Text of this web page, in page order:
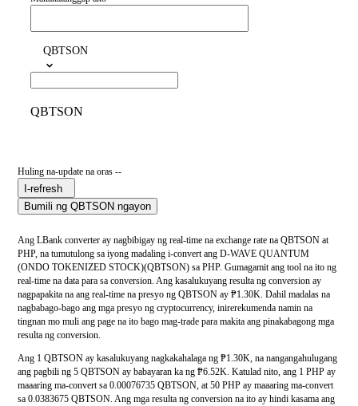
QBTSON
QBTSON
Huling na-update na oras --
I-refresh
Bumili ng QBTSON ngayon
Ang LBank converter ay nagbibigay ng real-time na exchange rate na QBTSON at
PHP, na tumutulong sa iyong madaling i-convert ang D-WAVE QUANTUM
(ONDO TOKENIZED STOCK)(QBTSON) sa PHP. Gumagamit ang tool na ito ng
real-time na data para sa conversion. Ang kasalukuyang resulta ng conversion ay
nagpapakita na ang real-time na presyo ng QBTSON ay ₱1.30K. Dahil madalas na
nagbabago-bago ang mga presyo ng cryptocurrency, inirerekumenda namin na
tingnan mo muli ang page na ito bago mag-trade para makita ang pinakabagong mga
resulta ng conversion.
Ang 1 QBTSON ay kasalukuyang nagkakahalaga ng ₱1.30K, na nangangahulugang
ang pagbili ng 5 QBTSON ay babayaran ka ng ₱6.52K. Katulad nito, ang 1 PHP ay
maaaring ma-convert sa 0.00076735 QBTSON, at 50 PHP ay maaaring ma-convert
sa 0.0383675 QBTSON. Ang mga resulta ng conversion na ito ay hindi kasama ang